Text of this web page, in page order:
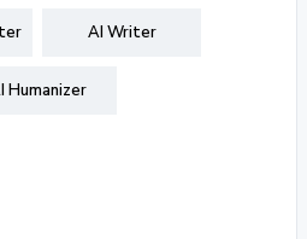
AI Writer
Humanizer